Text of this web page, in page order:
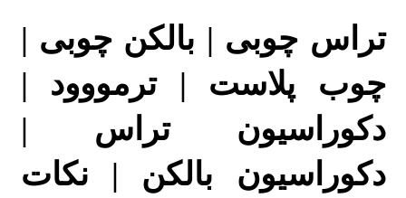
تراس چوبی | بالکن چوبی |
چوب پلاست | ترمووود |
دکوراسیون تراس |
دکوراسیون بالکن | نکات